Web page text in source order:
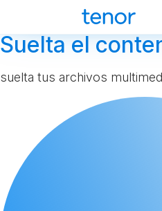
Suelta el
suelta tus archivos